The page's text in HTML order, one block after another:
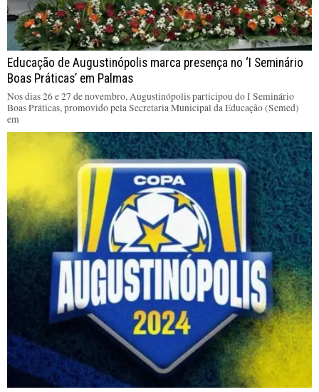
Educação de Augustinópolis marca presença no ‘I Seminário
Boas Práticas’ em Palmas
Nos dias 26 e 27 de novembro, Augustinópolis participou do I Seminário
Boas Práticas, promovido pela Secretaria Municipal da Educação (Semed)
em